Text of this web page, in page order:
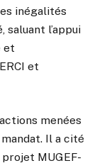
inégalités
saluant l’appui
et
et
menées
Il a cité
MUGEF-